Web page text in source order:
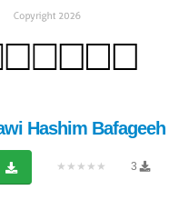
Hashim Bafageeh...
3
★★★★★